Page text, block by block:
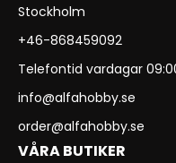
Stockholm
+46-868459092
Telefontid vardagar
info@alfahobby.se
order@alfahobby.se
VÅRA BUTIKER